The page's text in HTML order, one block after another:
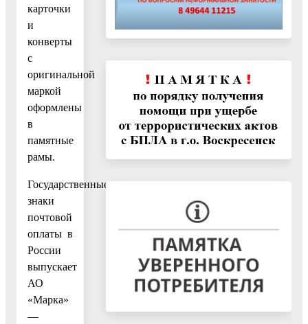
карточки
и
конверты
с
оригинальной
маркой
оформлены
в
памятные
рамы.
Государственные
знаки
почтовой
оплаты в
России
выпускает
АО
«Марка»
—